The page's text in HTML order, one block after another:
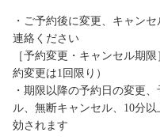
・ご予約後に変更、キャン
連絡ください
［予約変更・キャンセル期
約変更は1回限り）
・期限以降の予約日の変更
ル、無断キャンセル、10分
効されます